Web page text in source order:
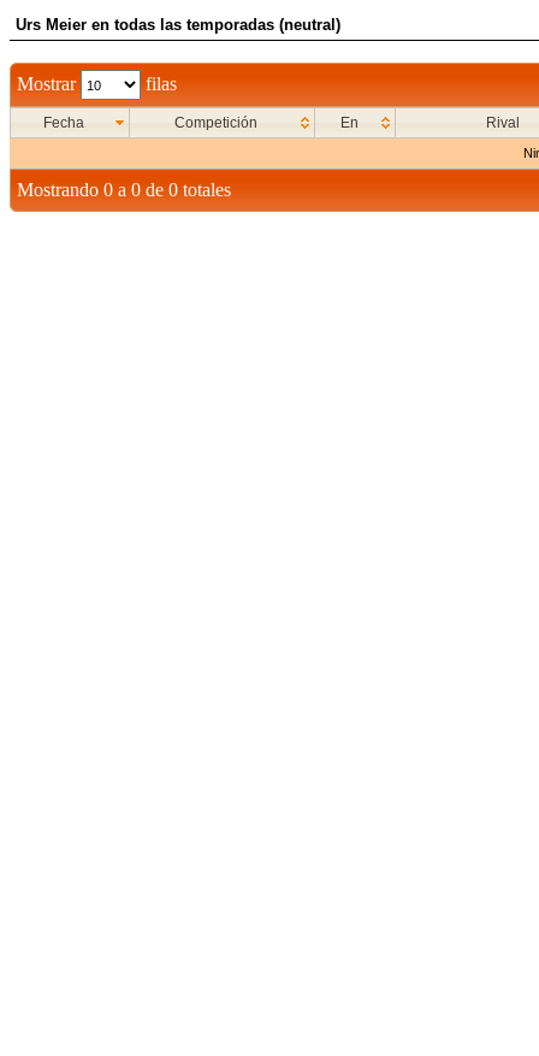
Urs Meier en todas las temporadas (neutral)
Mostrar filas
Fecha Competición En Rival
Mostrando 0 a 0 de 0 totales